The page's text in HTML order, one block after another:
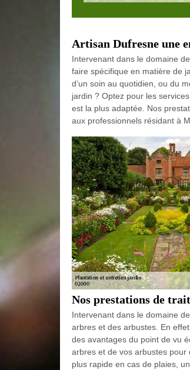
Artisan Dufresne une
Intervenant dans le domaine
faire spécifique en matière de
d’un soin au quotidien, ou du
jardin ? Optez pour les
est la plus adaptée. Nos
aux professionnels résidant à
Nos prestations de
Intervenant dans le domaine
arbres et des arbustes. En
des avantages du point de vu
arbres et de vos arbustes pour
plus rapide en cas de plaies,